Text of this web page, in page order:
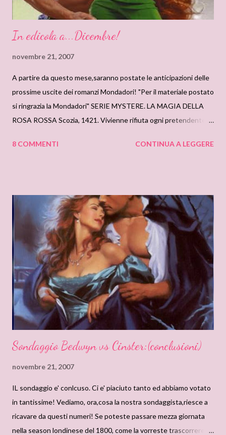
In edicola a...Dicembre!
novembre 21, 2007
A partire da questo mese,saranno postate le anticipazioni delle
prossime uscite dei romanzi Mondadori! "Per il materiale postato
si ringrazia la Mondadori" SERIE MYSTERE. LA MAGIA DELLA
ROSA ROSSA Scozia, 1421. Vivienne rifiuta ogni pretendente,
finalmente una notte il sogno si avvera. Celato nel buio, l'eroe a
l'amore di Vivienne, nonchè della magia della fata Darg, per
riconquistare il potere e le terre che gli sono stati strappati. IL
BACIO DELLA TENEBRA Coinvolto in un feroce scontro fra
vampiri, Simon viene tramutato lui stesso in un non-morto.
Intrappolato in una notte senza fine, si mette sulle tracce di un
calice leggendario, l'unico oggetto che potrebbe salvarlo. Una
ricerca che lo porta al castello del...
8 COMMENTI CONTINUA A LEGGERE
Sondaggio Bedwyn vs Cinster:(conclusioni)
novembre 21, 2007
IL sondaggio e' conlcuso. Ci e' piaciuto tanto ed abbiamo votato
in tantissime! Vediamo, ora,cosa la nostra sondaggista,riesce a
ricavare da questi numeri! Se poteste passare mezza giornata
nella season londinese del 1800, come la vorreste trascorrere?